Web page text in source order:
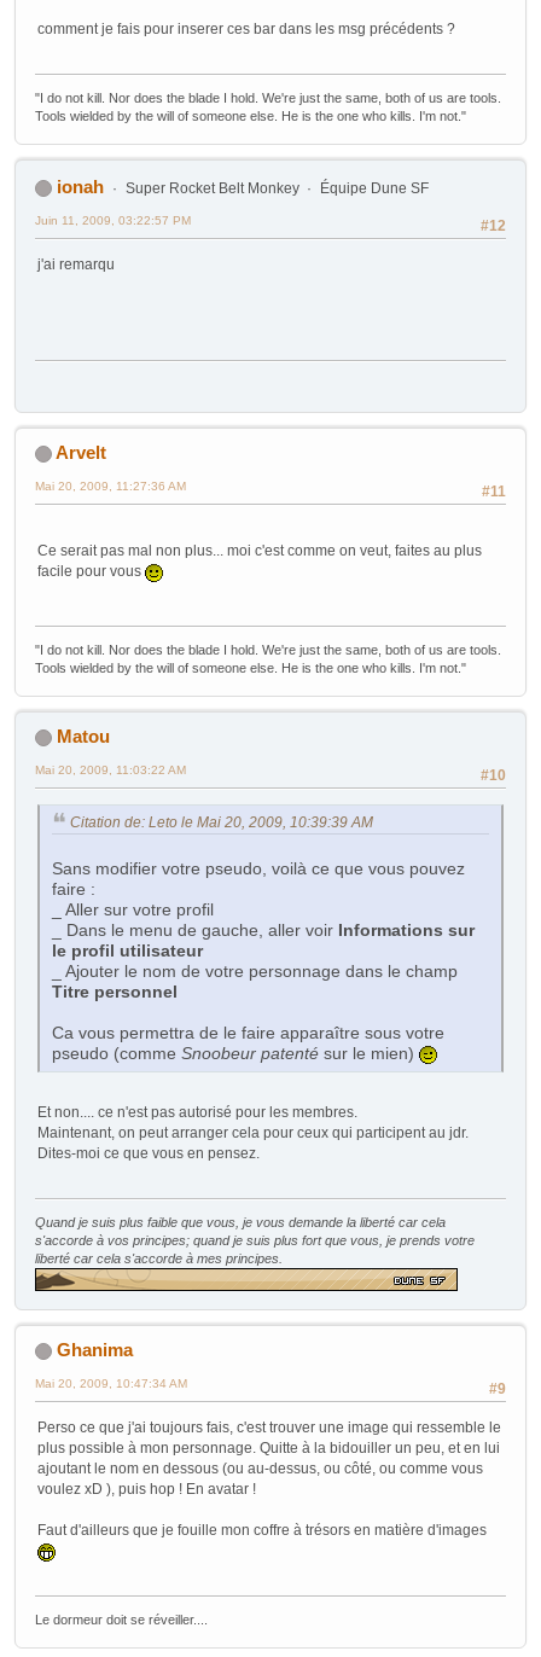
comment je fais pour inserer ces bar dans les msg précédents ?
"I do not kill. Nor does the blade I hold. We're just the same, both of us are tools.
Tools wielded by the will of someone else. He is the one who kills. I'm not."
ionah Super Rocket Belt Monkey Équipe Dune SF
#12
Juin 11, 2009, 03:22:57 PM
j'ai remarqu
Arvelt
#11
Mai 20, 2009, 11:27:36 AM
Ce serait pas mal non plus... moi c'est comme on veut, faites au plus
facile pour vous
"I do not kill. Nor does the blade I hold. We're just the same, both of us are tools.
Tools wielded by the will of someone else. He is the one who kills. I'm not."
Matou
#10
Mai 20, 2009, 11:03:22 AM
Citation de: Leto le Mai 20, 2009, 10:39:39 AM
Sans modifier votre pseudo, voilà ce que vous pouvez
faire :
_ Aller sur votre profil
_ Dans le menu de gauche, aller voir Informations sur
le profil utilisateur
_ Ajouter le nom de votre personnage dans le champ
Titre personnel
Ca vous permettra de le faire apparaître sous votre
pseudo (comme Snoobeur patenté sur le mien)
Et non.... ce n'est pas autorisé pour les membres.
Maintenant, on peut arranger cela pour ceux qui participent au jdr.
Dites-moi ce que vous en pensez.
Quand je suis plus faible que vous, je vous demande la liberté car cela
s'accorde à vos principes; quand je suis plus fort que vous, je prends votre
liberté car cela s'accorde à mes principes.
Ghanima
#9
Mai 20, 2009, 10:47:34 AM
Perso ce que j'ai toujours fais, c'est trouver une image qui ressemble le
plus possible à mon personnage. Quitte à la bidouiller un peu, et en lui
ajoutant le nom en dessous (ou au-dessus, ou côté, ou comme vous
voulez xD ), puis hop ! En avatar !
Faut d'ailleurs que je fouille mon coffre à trésors en matière d'images
Le dormeur doit se réveiller....